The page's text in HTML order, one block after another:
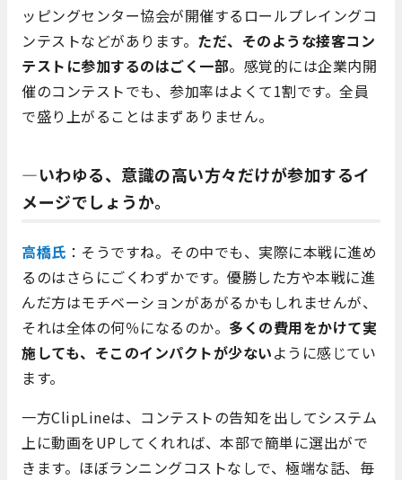
ッピングセンター協会が開催するロールプレイングコ
ンテストなどがあります。 ただ、そのような接客コン
テストに参加するのはごく一部。感覚的には企業内開
催のコンテストでも、参加率はよくて1割です。全員
で盛り上がることはまずありません。
―いわゆる、意識の高い方々だけが参加するイ
メージでしょうか。
高橋氏 ：そうですね。その中でも、実際に本戦に進め
るのはさらにごくわずかです。優勝した方や本戦に進
んだ方はモチベーションがあがるかもしれませんが、
それは全体の何％になるのか。 多くの費用をかけて実
施しても、そこのインパクトが少ないように感じてい
ます。
一方ClipLineは、コンテストの告知を出してシステム
上に動画をUPしてくれれば、本部で簡単に選出がで
きます。ほぼランニングコストなしで、極端な話、毎